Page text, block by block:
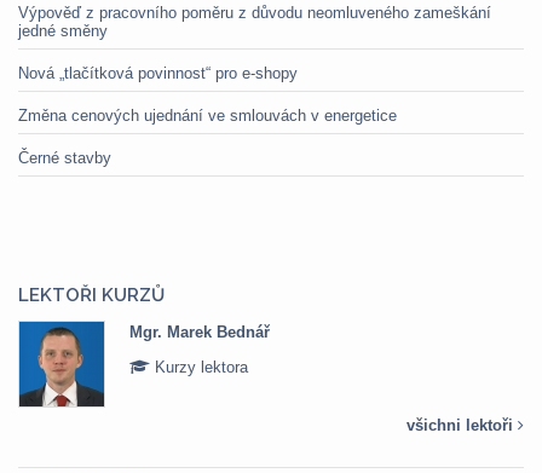
Výpověď z pracovního poměru z důvodu neomluveného zameškání
jedné směny
Nová „tlačítková povinnost“ pro e-shopy
Změna cenových ujednání ve smlouvách v energetice
Černé stavby
LEKTOŘI KURZŮ
Mgr. Marek Bednář
Kurzy lektora
všichni lektoři